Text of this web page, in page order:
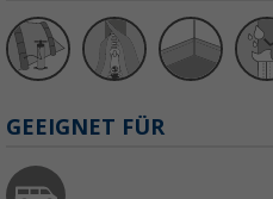
GEEIGNET FÜR